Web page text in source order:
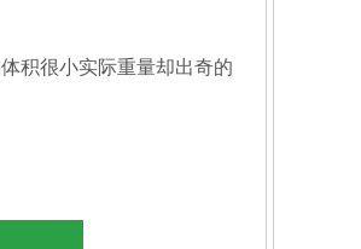
积很小实际重量却出奇的